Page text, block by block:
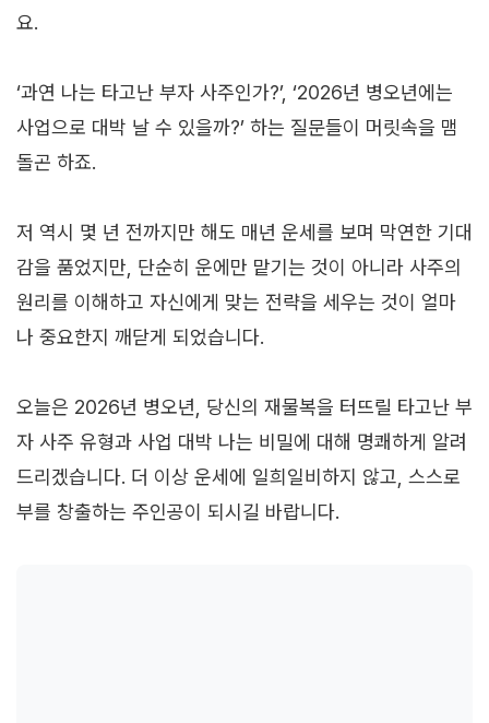
요.
‘과연 나는 타고난 부자 사주인가?’, ‘2026년 병오년에는
사업으로 대박 날 수 있을까?’ 하는 질문들이 머릿속을 맴
돌곤 하죠.
저 역시 몇 년 전까지만 해도 매년 운세를 보며 막연한 기대
감을 품었지만, 단순히 운에만 맡기는 것이 아니라 사주의
원리를 이해하고 자신에게 맞는 전략을 세우는 것이 얼마
나 중요한지 깨닫게 되었습니다.
오늘은 2026년 병오년, 당신의 재물복을 터뜨릴 타고난 부
자 사주 유형과 사업 대박 나는 비밀에 대해 명쾌하게 알려
드리겠습니다. 더 이상 운세에 일희일비하지 않고, 스스로
부를 창출하는 주인공이 되시길 바랍니다.